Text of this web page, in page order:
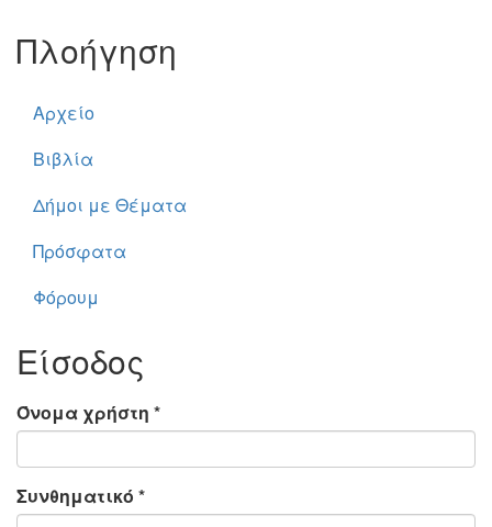
Πλοήγηση
Αρχείο
Βιβλία
Δήμοι με Θέματα
Πρόσφατα
Φόρουμ
Είσοδος
Όνομα χρήστη *
Συνθηματικό *